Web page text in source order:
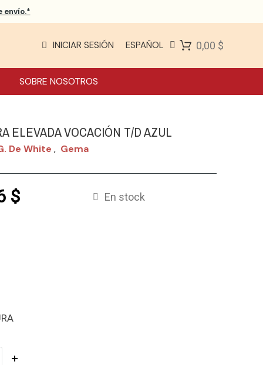
envío.*
INICIAR SESIÓN ESPAÑOL 0,00 $
SOBRE NOSOTROS
ELEVADA VOCACIÓN T/D AZUL
De White , Gema
$
En stock